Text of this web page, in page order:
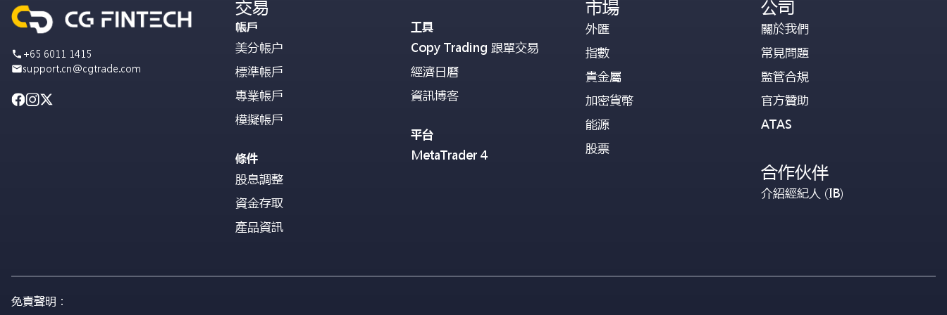
+65 6011 1415
support.cn@cgtrade.com
交易
帳戶
美分帳户
標準帳戶
專業帳戶
模擬帳戶
條件
股息調整
資金存取
產品資訊
工具
Copy Trading 跟單交易
經濟日曆
資訊博客
平台
MetaTrader 4
市場
外匯
指數
貴金屬
加密貨幣
能源
股票
公司
關於我們
常見問題
監管合規
官方贊助
ATAS
合作伙伴
介紹經紀人 (IB)
免責聲明：